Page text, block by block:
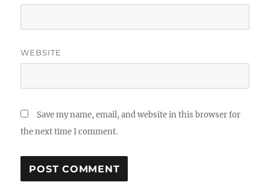
WEBSITE
Save my name, email, and website in this browser for
the next time I comment.